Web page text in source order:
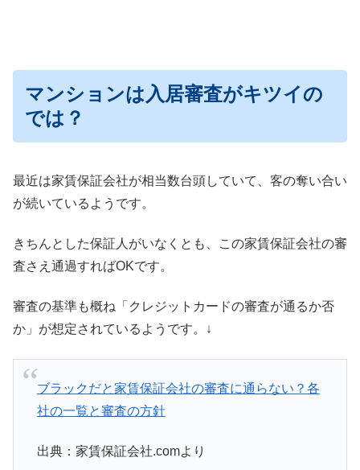
マンションは入居審査がキツイの
では？
最近は家賃保証会社が相当数台頭していて、客の奪い合い
が続いているようです。
きちんとした保証人がいなくとも、この家賃保証会社の審
査さえ通過すればOKです。
審査の基準も概ね「クレジットカードの審査が通るか否
か」が想定されているようです。↓
ブラックだと家賃保証会社の審査に通らない？各
社の一覧と審査の方針
出典：家賃保証会社.comより